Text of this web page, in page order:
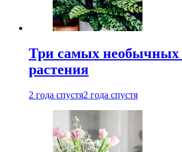
Три самых
растения
2 года спустя2 года спустя